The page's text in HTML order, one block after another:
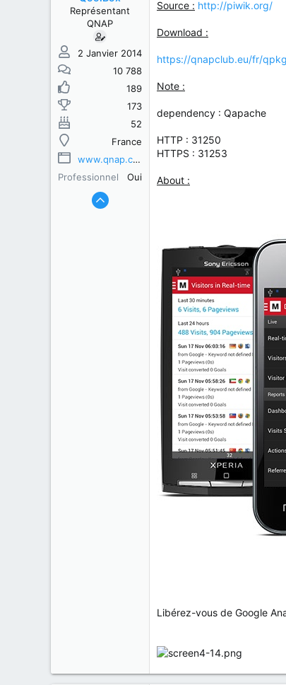
t
u
Représentant
QNAP
2 Janvier 2014
10 788
189
173
52
France
www.qnap.com
Professionnel
Oui
Source : http://piwik.org/
Download :
https://qnapclub.eu/fr/
Note :
dependency : Qapache
HTTP : 31250
HTTPS : 31253
About :
Libérez-vous de Google